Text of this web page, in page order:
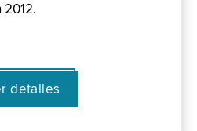
2012.
detalles